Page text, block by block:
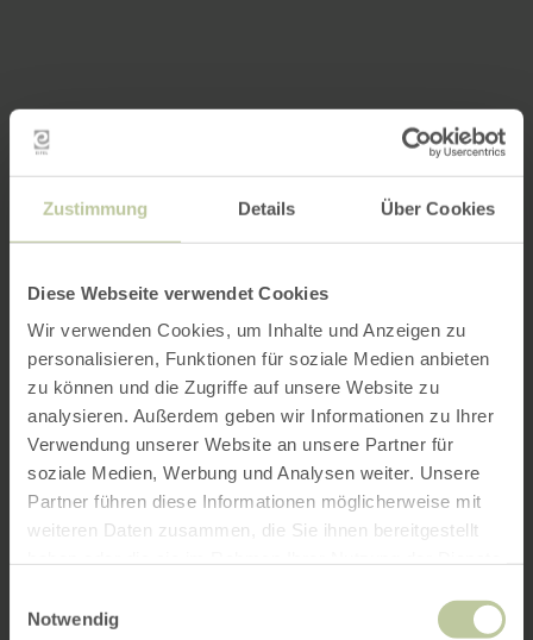
Zustimmung Details Über Cookies
Diese Webseite verwendet Cookies
Wir verwenden Cookies, um Inhalte und Anzeigen zu
personalisieren, Funktionen für soziale Medien anbieten
zu können und die Zugriffe auf unsere Website zu
analysieren. Außerdem geben wir Informationen zu Ihrer
Verwendung unserer Website an unsere Partner für
soziale Medien, Werbung und Analysen weiter. Unsere
Partner führen diese Informationen möglicherweise mit
weiteren Daten zusammen, die Sie ihnen bereitgestellt
Notwendig